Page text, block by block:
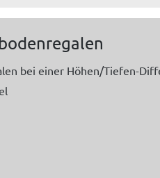
bei einer Höhen/Tiefen-